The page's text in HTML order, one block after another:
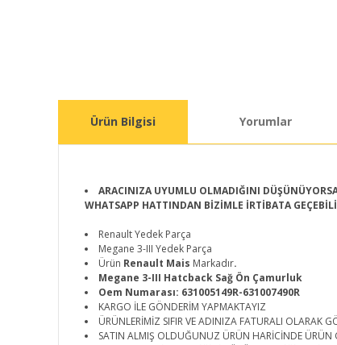
Ürün Bilgisi Yorumlar
ARACINIZA UYUMLU OLMADIĞINI
WHATSAPP HATTINDAN BİZİMLE İRTİBATA
Renault Yedek Parça
Megane 3-III Yedek Parça
Ürün Renault Mais Markadır.
Megane 3-III Hatcback Sağ Ön Çamurluk
Oem Numarası: 631005149R-631007490R
KARGO İLE GÖNDERİM YAPMAKTAYIZ
ÜRÜNLERİMİZ SIFIR VE ADINIZA FATURALI OLARAK
SATIN ALMIŞ OLDUĞUNUZ ÜRÜN HARİCİNDE ÜRÜN